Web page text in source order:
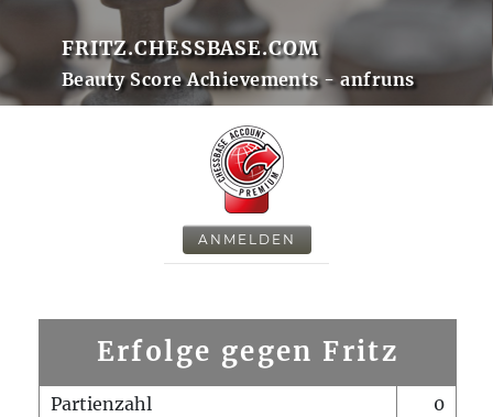
FRITZ.CHESSBASE.COM
Beauty Score Achievements - anfruns
ANMELDEN
Erfolge gegen Fritz
Partienzahl
0